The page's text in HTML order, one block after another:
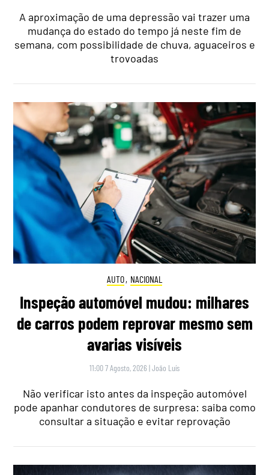
A aproximação de uma depressão vai trazer uma
mudança do estado do tempo já neste fim de
semana, com possibilidade de chuva, aguaceiros e
trovoadas
AUTO, NACIONAL
Inspeção automóvel mudou: milhares
de carros podem reprovar mesmo sem
avarias visíveis
11:00 7 Agosto, 2026 |João Luís
Não verificar isto antes da inspeção automóvel
pode apanhar condutores de surpresa: saiba como
consultar a situação e evitar reprovação